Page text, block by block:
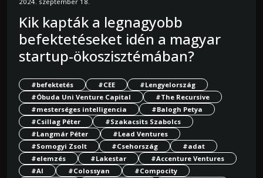
Kik kapták a legnagyobb
befektetéseket idén a magyar
startup-ökoszisztémában?
#befektetés #CEE
#Lengyelország
#Óbuda Uni Venture Capital
#The Recursive
#mesterséges intelligencia
#Balogh Petya
#Csillag Péter
#Szakacsits Szabolcs
#Langmár Péter
#Lead Ventures
#Somogyi Zsolt
#Csehország
#adat
#elemzés
#Lakestar
#Accenture Ventures
#AI
#Colossyan
#Compocity